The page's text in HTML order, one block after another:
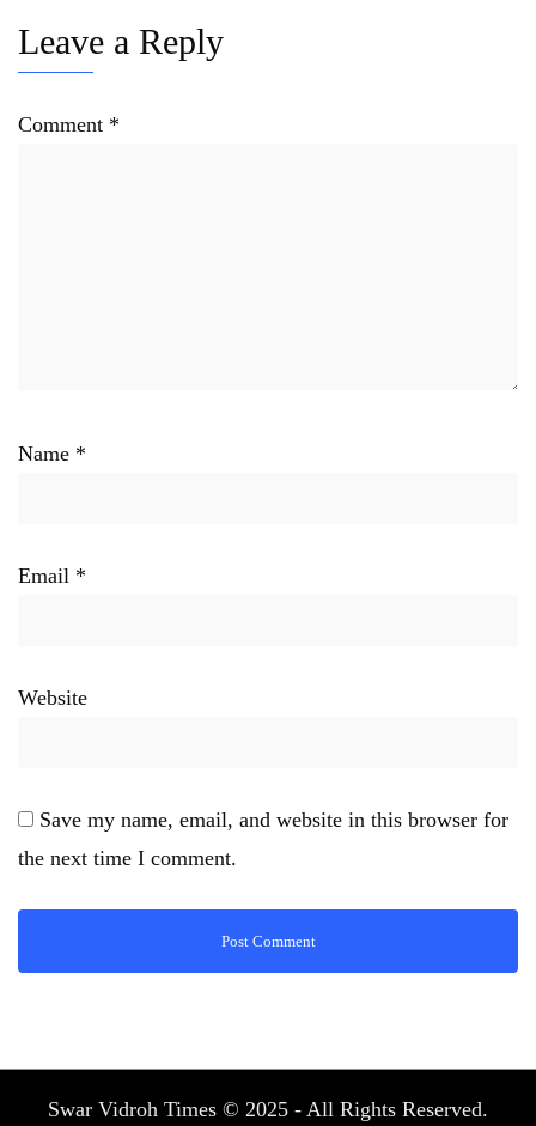
Leave a Reply
Comment *
Name *
Email *
Website
Save my name, email, and website in this browser for
the next time I comment.
Swar Vidroh Times © 2025 - All Rights Reserved.